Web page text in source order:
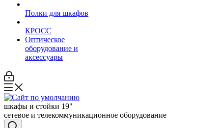
Полки для шкафов
КРОСС
Оптическое
оборудование и
аксессуары
шкафы и стойки 19"
сетевое и телекоммуникационное оборудование